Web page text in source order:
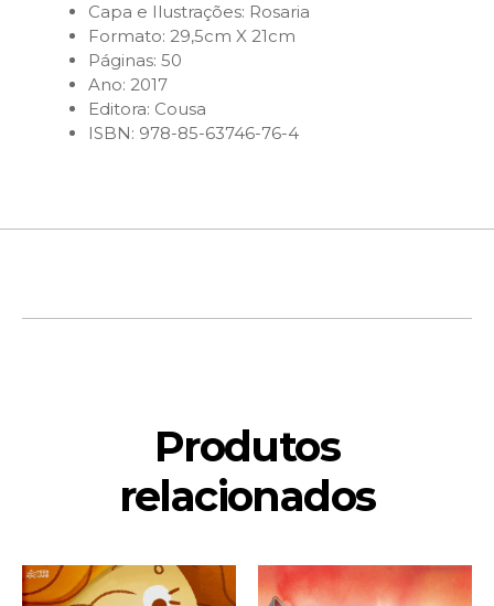
Capa e Ilustrações: Rosaria
Formato: 29,5cm X 21cm
Páginas: 50
Ano: 2017
Editora: Cousa
ISBN: 978-85-63746-76-4
Produtos
relacionados